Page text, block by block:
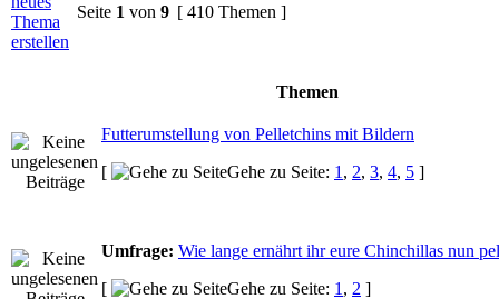
Seite 1 von 9 [ 410 Themen ]
Themen
Futterumstellung von Pelletchins mit Bildern
[
Gehe zu Seite: 1 , 2, 3, 4, 5 ]
Umfrage: Wie lange ernährt ihr eure Chinchillas nun
[
Gehe zu Seite: 1 , 2 ]